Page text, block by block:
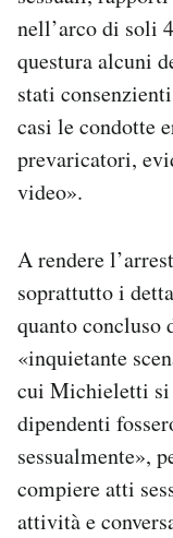
nell’arco di soli
questura alcuni
stati
casi le condotte
prevaricatori,
video».
A rendere
soprattutto i
quanto
«inquietante
cui Michieletti si
dipendenti
sessualmente»,
compiere atti
attività e